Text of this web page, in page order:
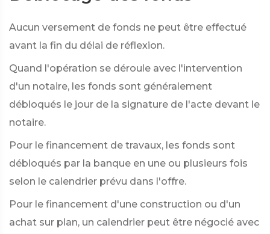
Aucun versement de fonds ne peut être effectué
avant la fin du délai de réflexion.
Quand l'opération se déroule avec l'intervention
d'un notaire, les fonds sont généralement
débloqués le jour de la signature de l'acte devant le
notaire.
Pour le financement de travaux, les fonds sont
débloqués par la banque en une ou plusieurs fois
selon le calendrier prévu dans l'offre.
Pour le financement d'une construction ou d'un
achat sur plan, un calendrier peut être négocié avec